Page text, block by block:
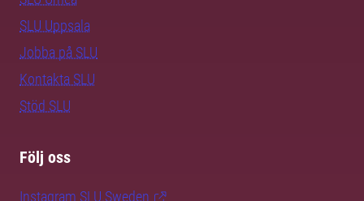
SLU Uppsala
Jobba på SLU
Kontakta SLU
Stöd SLU
Följ oss
Instagram SLU.Sweden